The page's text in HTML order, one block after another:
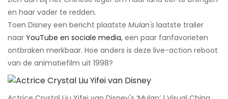
en haar vader te redden.
Toen Disney een bericht plaatste Mulan's laatste trailer
naar YouTube en sociale media, een paar fanfavorieten
ontbraken merkbaar. Hoe anders is deze live-action reboot
van de animatiefilm uit 1998?